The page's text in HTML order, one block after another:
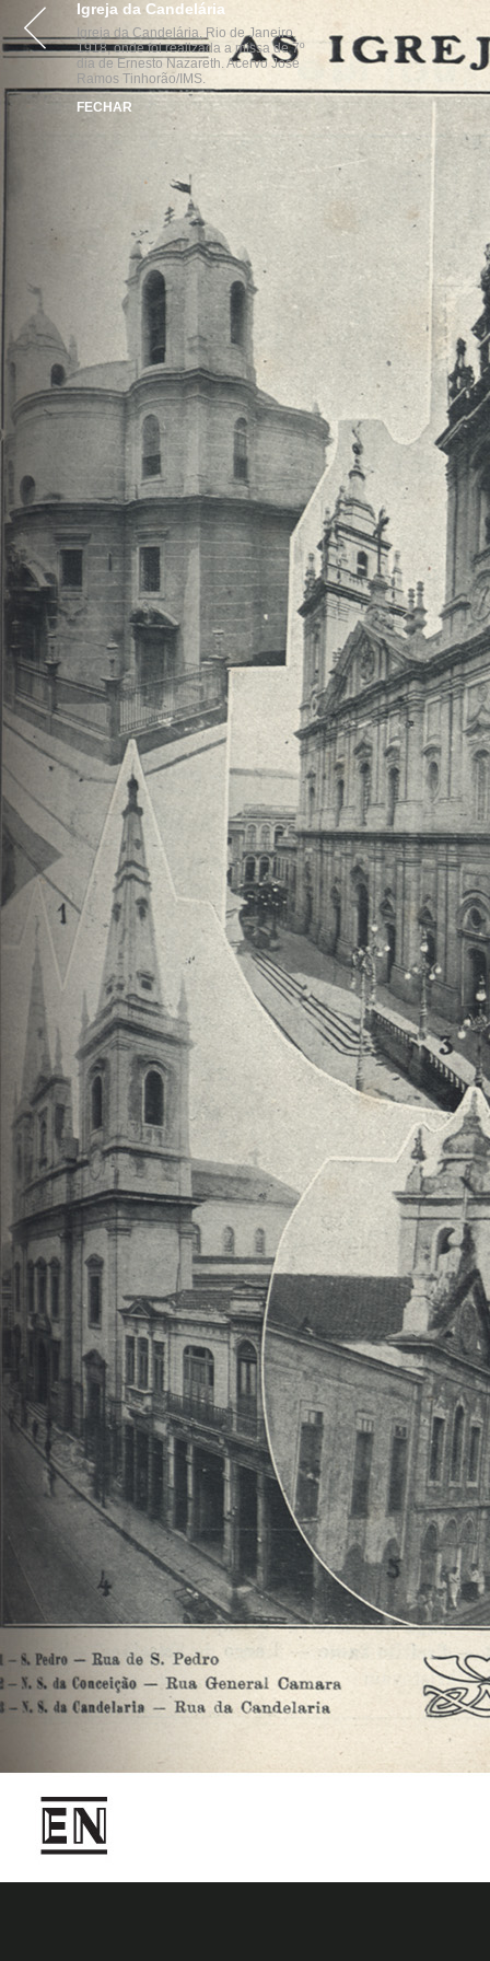
VISITE
Igreja da Candelária
Igreja da Candelária, Rio de Janeiro,
1918, onde foi realizada a missa de 7º
dia de Ernesto Nazareth. Acervo José
Ramos Tinhorão/IMS.
FECHAR
parcerias